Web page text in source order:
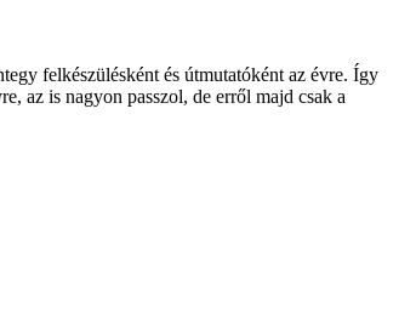
felkészülésként és útmutatóként az évre. Így
az is nagyon passzol, de erről majd csak a